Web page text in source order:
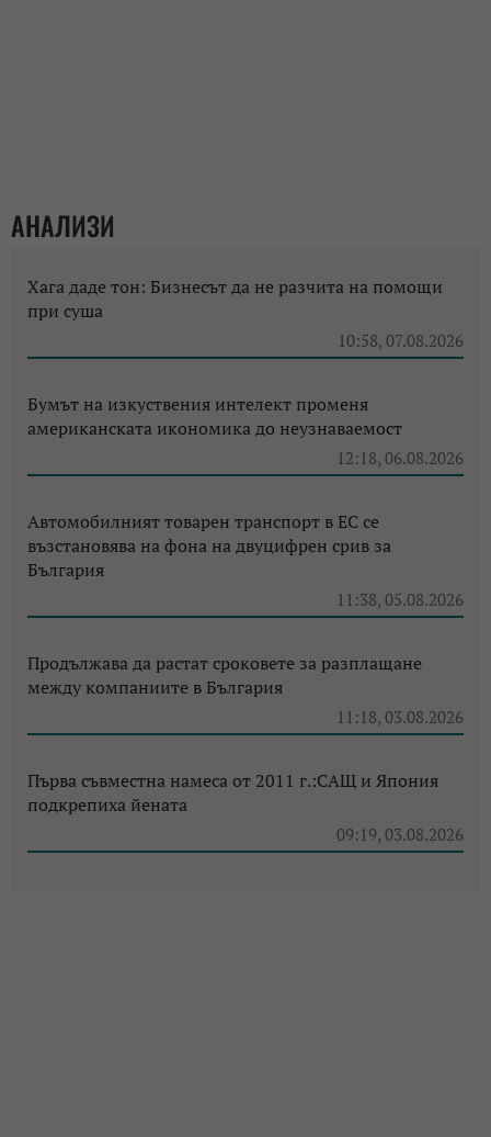
АНАЛИЗИ
Хага даде тон: Бизнесът да не разчита на помощи
при суша
10:58, 07.08.2026
Бумът на изкуствения интелект променя
американската икономика до неузнаваемост
12:18, 06.08.2026
Автомобилният товарен транспорт в ЕС се
възстановява на фона на двуцифрен срив за
България
11:38, 05.08.2026
Продължава да растат сроковете за разплащане
между компаниите в България
11:18, 03.08.2026
Първа съвместна намеса от 2011 г.:САЩ и Япония
подкрепиха йената
09:19, 03.08.2026